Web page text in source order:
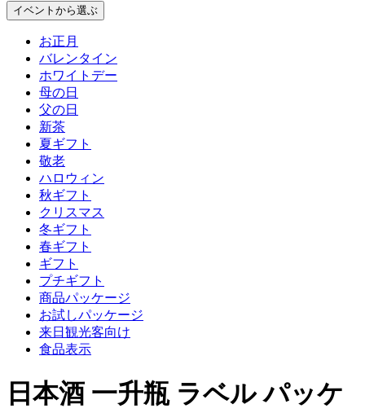
イベント から選ぶ
お正月
バレンタイン
ホワイトデー
母の日
父の日
新茶
夏ギフト
敬老
ハロウィン
秋ギフト
クリスマス
冬ギフト
春ギフト
ギフト
プチギフト
商品パッケージ
お試しパッケージ
来日観光客向け
食品表示
日本酒 一升瓶 ラベル パッケ